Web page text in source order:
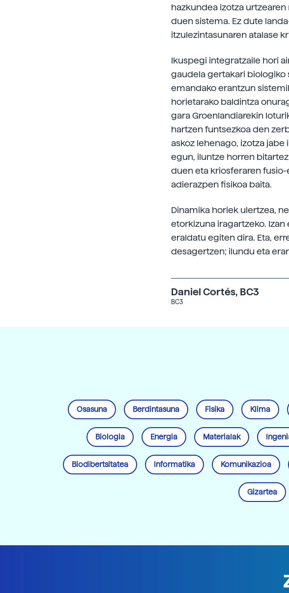
hazkundea izotza
duen sistema. Ez dute
itzulezintasunaren atalase
Ikuspegi integratzaile hori
gaudela gertakari biologiko
emandako erantzun
horietarako baldintza
gara Groenlandiarekin
hartzen funtsezkoa den
askoz lehenago, izotza
egun, iluntze horren
duen eta kriosferaren
adierazpen fisikoa baita.
Dinamika horiek ulertzea,
etorkizuna iragartzeko.
eraldatu egiten dira. Eta,
desagertzen; ilundu eta
Daniel Cortés, BC3
BC3
Osasuna Berdintasuna Fisika Klima
Biologia Energia Materialak
Biodibertsitatea Informatika Komunikazioa
Gizartea